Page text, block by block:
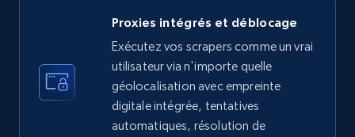
Instagram - Profiles
Account, Fbid, ID, Followers, Posts count, Is
business account, Is professional account, Is
verified, and more.
3.5K+ Essai gratuit
Proxies intégrés et déblocage
Exécutez vos scrapers comme un vrai
utilisateur via n'importe quelle
géolocalisation avec empreinte
digitale intégrée, tentatives
automatiques, résolution de